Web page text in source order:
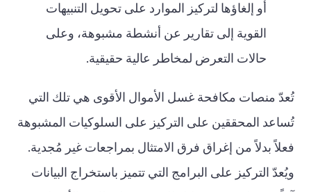
أو إلغاؤها لتركيز الموارد على تحويل التنبيهات
القوية إلى تقارير عن أنشطة مشبوهة، وعلى
حالات التعرض لمخاطر عالية حقيقية.
تُعدّ منصات مكافحة غسل الأموال الأقوى هي تلك التي
تُساعد المحققين على التركيز على السلوكيات المشبوهة
فعلاً بدلاً من إغراق فرق الامتثال بمراجعات غير مُجدية.
ويُعدّ التركيز على البرامج التي تتميز باستخراج البيانات